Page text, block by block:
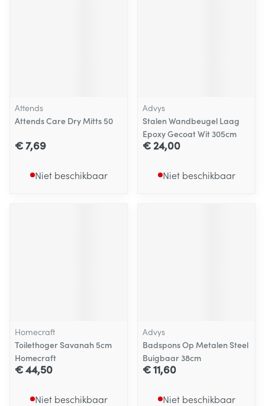
Attends
Attends Care Dry Mitts 50
€ 7,69
Niet beschikbaar
Advys
Stalen Wandbeugel Laag
Epoxy Gecoat Wit 305cm
€ 24,00
Niet beschikbaar
Homecraft
Toilethoger Savanah 5cm
Homecraft
€ 44,50
Niet beschikbaar
Advys
Badspons Op Metalen Steel
Buigbaar 38cm
€ 11,60
Niet beschikbaar